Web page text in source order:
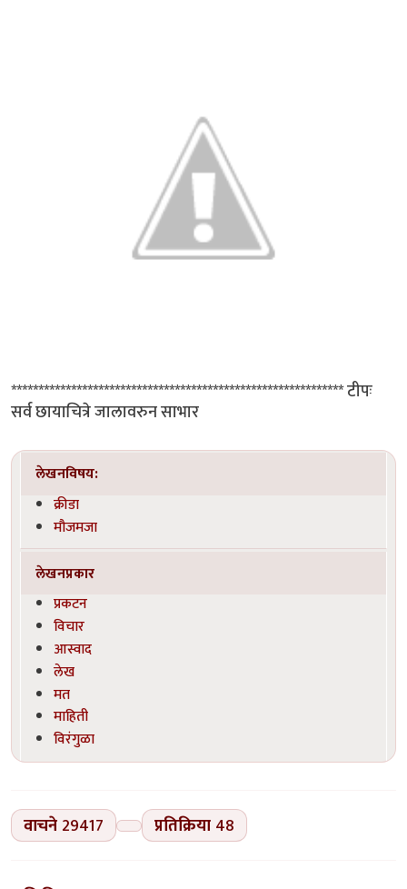
************************************************************* टीपः
सर्व छायाचित्रे जालावरुन साभार
लेखनविषय:
क्रीडा
मौजमजा
लेखनप्रकार
प्रकटन
विचार
आस्वाद
लेख
मत
माहिती
विरंगुळा
वाचने 29417 प्रतिक्रिया 48